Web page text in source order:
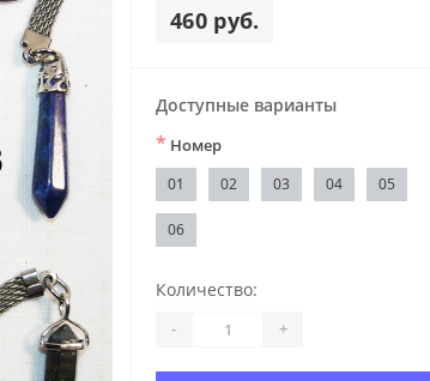
460 руб.
Доступные варианты
* Номер
01 02 03 04 05
06
Количество:
- +